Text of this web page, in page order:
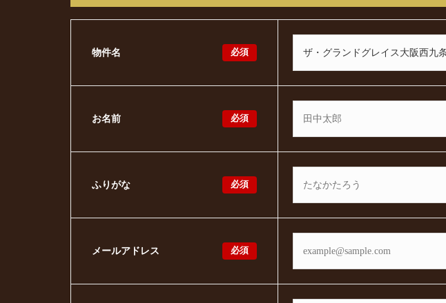
必須
物件名
必須
お名前
必須
ふりがな
必須
メールアドレス